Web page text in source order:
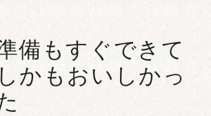
備もすぐできて
しかもおいしかっ